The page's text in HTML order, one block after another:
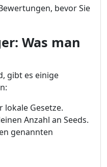
bevor Sie
Was man
gibt es einige
lokale Gesetze.
Anzahl an Seeds.
genannten